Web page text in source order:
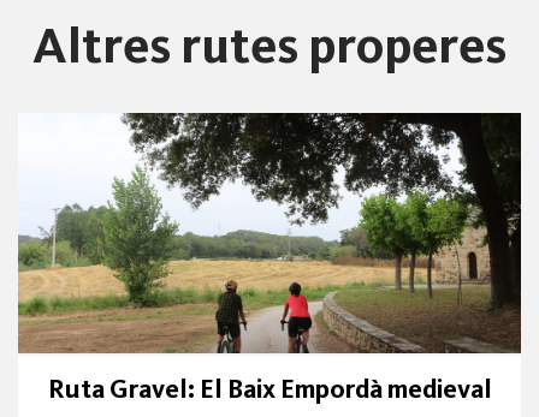
Altres rutes properes
Ruta Gravel: El Baix Empordà medieval